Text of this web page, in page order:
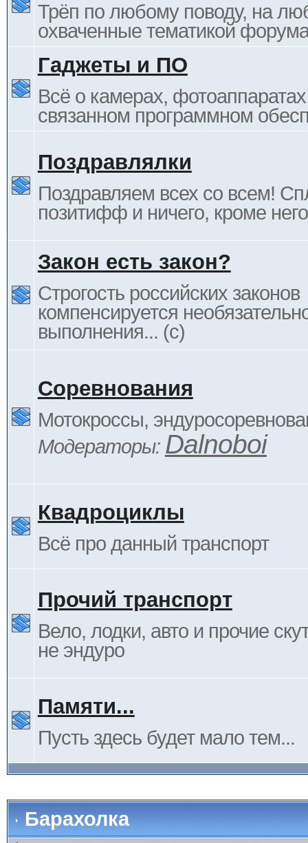
Трёп по любому поводу, на
охваченные тематикой
Гаджеты и ПО
Всё о камерах,
связанном программном
Поздравлялки
Поздравляем всех со всем!
позитифф и ничего, кроме
Закон есть закон?
Строгость российских законов
компенсируется
выполнения... (c)
Соревнования
Мотокроссы,
Модераторы: Dalnoboi
Квадроциклы
Всё про данный транспорт
Прочий транспорт
Вело, лодки, авто и прочие
не эндуро
Памяти...
Пусть здесь будет мало тем...
Барахолка